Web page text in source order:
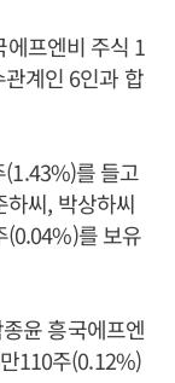
프엔비 주식 1
계인 6인과 합
를 들고
하씨, 박상하씨
(0.04%)를 보유
윤 흥국에프엔
110주(0.12%)